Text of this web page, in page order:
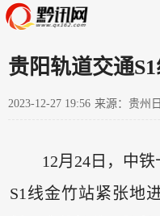
贵阳轨道交通
2023-12-27 19:56 来源：贵州
12月24日，中
S1线金竹站紧张地